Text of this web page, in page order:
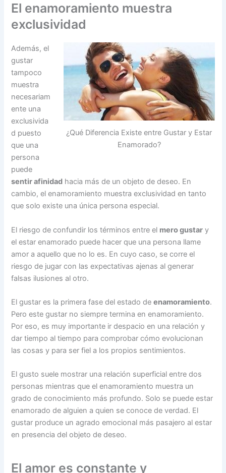
El enamoramiento muestra
exclusividad
¿Qué Diferencia Existe entre Gustar y Estar
Enamorado?
Además, el
gustar
tampoco
muestra
necesariam
ente una
exclusivida
d puesto
que una
persona
puede
sentir afinidad hacia más de un objeto de deseo. En
cambio, el enamoramiento muestra exclusividad en tanto
que solo existe una única persona especial.
El riesgo de confundir los términos entre el mero gustar y
el estar enamorado puede hacer que una persona llame
amor a aquello que no lo es. En cuyo caso, se corre el
riesgo de jugar con las expectativas ajenas al generar
falsas ilusiones al otro.
El gustar es la primera fase del estado deenamoramiento.
Pero este gustar no siempre termina en enamoramiento.
Por eso, es muy importante ir despacio en una relación y
dar tiempo al tiempo para comprobar cómo evolucionan
las cosas y para ser fiel a los propios sentimientos.
El gusto suele mostrar una relación superficial entre dos
personas mientras que el enamoramiento muestra un
grado de conocimiento más profundo. Solo se puede estar
enamorado de alguien a quien se conoce de verdad. El
gustar produce un agrado emocional más pasajero al estar
en presencia del objeto de deseo.
El amor es constante y